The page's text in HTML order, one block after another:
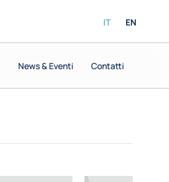
IT EN
News & Eventi Contatti
News & Eventi Contatti